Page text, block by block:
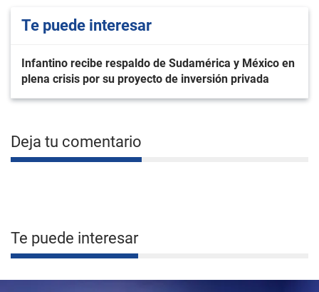
Te puede interesar
Infantino recibe respaldo de Sudamérica y México en
plena crisis por su proyecto de inversión privada
Deja tu comentario
Te puede interesar